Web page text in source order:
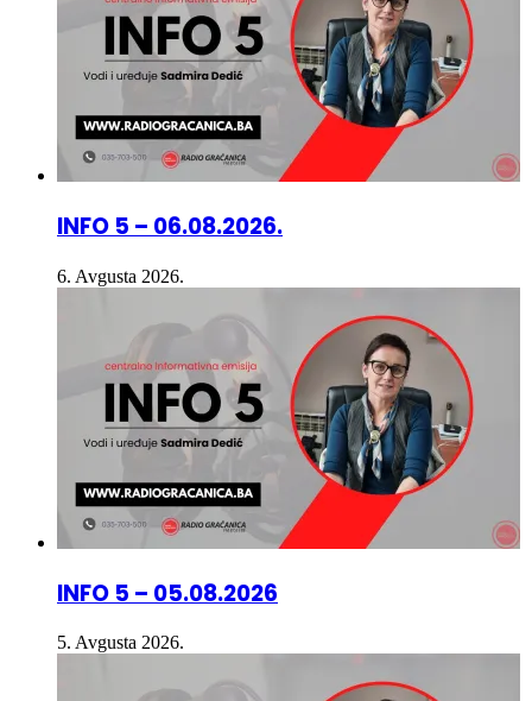
INFO 5 – 06.08.2026.
6. Avgusta 2026.
INFO 5 – 05.08.2026
5. Avgusta 2026.